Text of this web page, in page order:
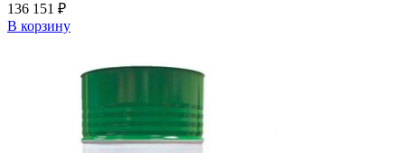
136 151 ₽
В корзину